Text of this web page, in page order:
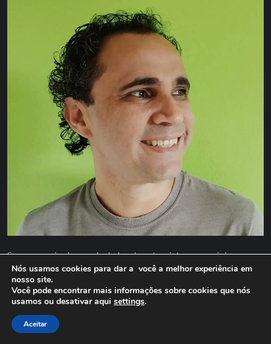
Somos o maior banco de dados de entrevistas com músicos
brasileiros. Aqui, além de consultar as informações, você pode
avaliar e discutir sobre nossas entrevistas e artistas dos mais
diversos gêneros, como: forró, samba, pagode, baião,
maracatu, reggae, rock, pop, mpb, brega, sertanejo, caipira,
bossa nova, rap e muito mais. Selecione uma entrevista e
Nós usamos cookies para dar a você a melhor experiência em
nosso site.
Você pode encontrar mais informações sobre cookies que nós
usamos ou desativar aqui settings.
Aceitar